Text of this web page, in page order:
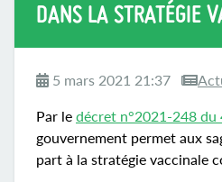
DANS LA STRATÉGIE
5 mars 2021 21:37
Par le décret n°2021-248 du
gouvernement permet aux
part à la stratégie vaccinale